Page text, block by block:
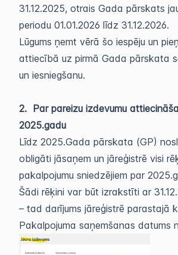
31.12.2025, otrais Gada pārskats
periodu 01.01.2026 līdz 31.12.2026.
Lūgums ņemt vērā šo iespēju un
attiecībā uz pirmā Gada pārskata
un iesniegšanu.
2. Par pareizu izdevumu
2025.gadu
Līdz 2025.Gada pārskata (GP)
obligāti jāsaņem un jāreģistrē visi
pakalpojumu sniedzējiem par
Šādi rēķini var būt izrakstīti ar
– tad darījums jāreģistrē parastajā
Pakalpojuma saņemšanas datums